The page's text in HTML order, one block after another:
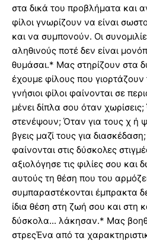
στα δικά του προβλήματα και
φίλοι γνωρίζουν να είναι
και να συμπονούν. Οι
αληθινούς ποτέ δεν είναι
θυμάσαι.* Μας στηρίζουν στα
έχουμε φίλους που
γνήσιοι φίλοι φαίνονται σε
μένει δίπλα σου όταν
στενέψουν; Όταν για τους χ ή
βγεις μαζί τους για
φαίνονται στις δύσκολες
αξιολόγησε τις φιλίες σου
αυτούς τη θέση που του
συμπαραστέκονται έμπρακτα
ίδια θέση στη ζωή σου και στη
δύσκολα... λάκησαν.* Μας
στρεςΈνα από τα